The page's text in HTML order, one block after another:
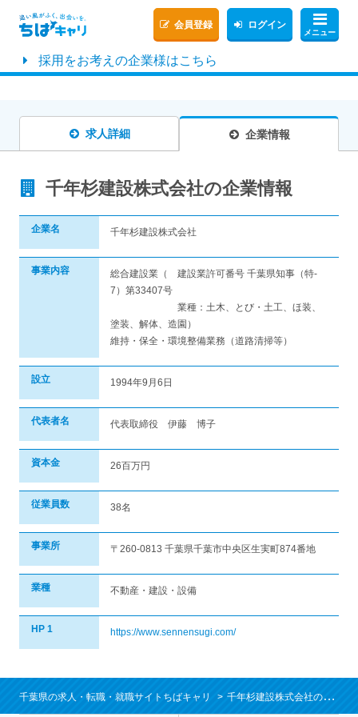
メニュー
会員登録 ログイン
採用をお考えの企業様はこちら
求人詳細 企業情報
千年杉建設株式会社の企業情報
企業名 千年杉建設株式会社
事業内容
総合建設業（ 建設業許可番号 千葉県知事（特-
7）第33407号
業種：土木、とび・土工、ほ装、
塗装、解体、造園）
維持・保全・環境整備業務（道路清掃等）
設立 1994年9月6日
代表者名 代表取締役 伊藤 博子
資本金 26百万円
従業員数 38名
事業所 〒260-0813 千葉県千葉市中央区生実町874番地
業種 不動産・建設・設備
HP 1 https://www.sennensugi.com/
千葉県の求人・転職・就職サイトちばキャリ 千年杉建設株式会社の求人/就職情報